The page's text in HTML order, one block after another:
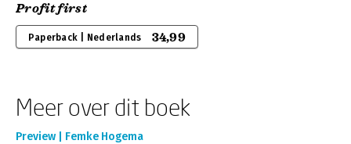
Profit first
Paperback | Nederlands 34,99
Meer over dit boek
Preview | Femke Hogema